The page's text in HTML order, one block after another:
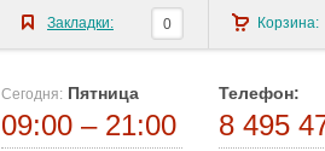
Сегодня: Пятница
09:00 – 21:00
Телефон:
8 495
Корзина:
Закладки: 0